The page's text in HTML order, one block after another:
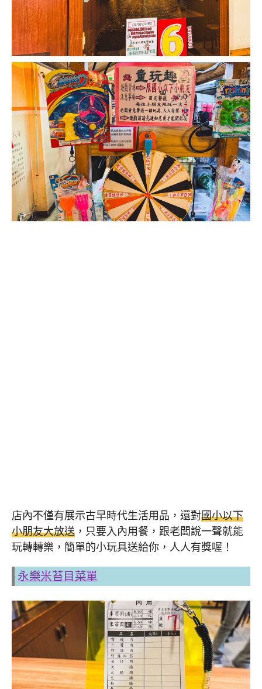
店內不僅有展示古早時代生活用品，還對國小以下
小朋友大放送 ，只要入內用餐，跟老闆說一聲就能
玩轉轉樂，簡單的小玩具送給你，人人有獎喔！
永樂米苔目菜單